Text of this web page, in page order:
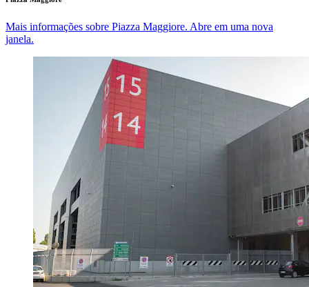
Mais informações sobre Piazza Maggiore. Abre em uma nova
janela.